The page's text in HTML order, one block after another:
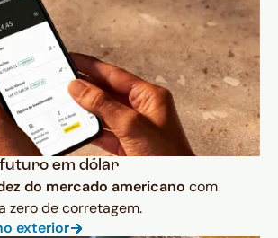
futuro em dólar
do mercado americano com
zero de corretagem.
exterior